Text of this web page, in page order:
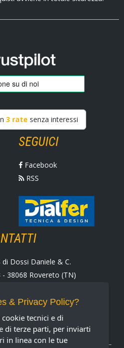
3 rate senza interessi
SEGUICI
Facebook
RSS
di Dossi Daniele & C.
- 38068 Rovereto (TN)
0464 430938
IT02232370227
& Privacy Policy?
tecnici e di
di terze parti, per inviarti
in linea con le tue